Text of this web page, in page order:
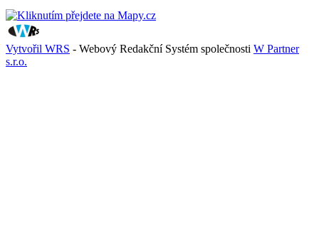
Vytvořil WRS - Webový Redakční Systém společnosti W Partner
s.r.o.